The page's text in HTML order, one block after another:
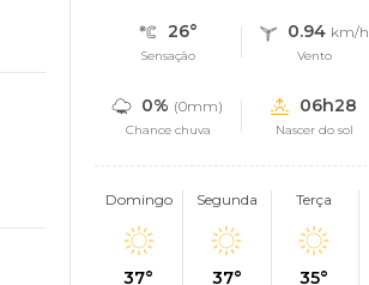
26°
Sensação
0.94 km/h
Vento
0% (0mm)
Chance chuva
06h28
Nascer do sol
Domingo
37°
Segunda
37°
Terça
35°